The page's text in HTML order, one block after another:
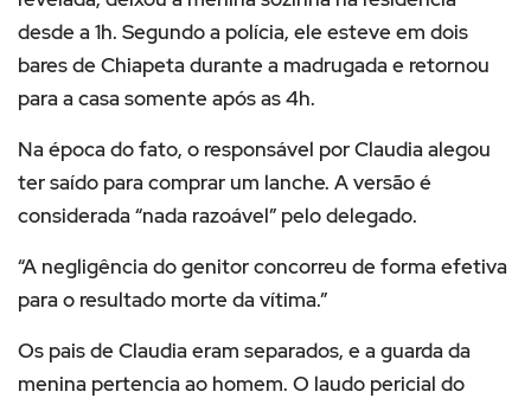
desde a 1h. Segundo a polícia, ele esteve em dois
bares de Chiapeta durante a madrugada e retornou
para a casa somente após as 4h.
Na época do fato, o responsável por Claudia alegou
ter saído para comprar um lanche. A versão é
considerada “nada razoável” pelo delegado.
“A negligência do genitor concorreu de forma efetiva
para o resultado morte da vítima.”
Os pais de Claudia eram separados, e a guarda da
menina pertencia ao homem. O laudo pericial do